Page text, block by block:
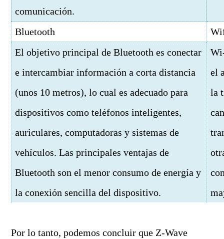
comunicación.
Bluetooth
El objetivo principal de Bluetooth es conectar
e intercambiar información a corta distancia
(unos 10 metros), lo cual es adecuado para
dispositivos como teléfonos inteligentes,
auriculares, computadoras y sistemas de
vehículos. Las principales ventajas de
Bluetooth son el menor consumo de energía y
la conexión sencilla del dispositivo.
el
la
Por lo tanto, podemos concluir que Z-Wave